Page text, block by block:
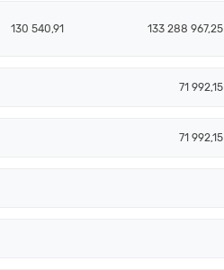
130 540,91 133 288 967,25
71 992,15
71 992,15